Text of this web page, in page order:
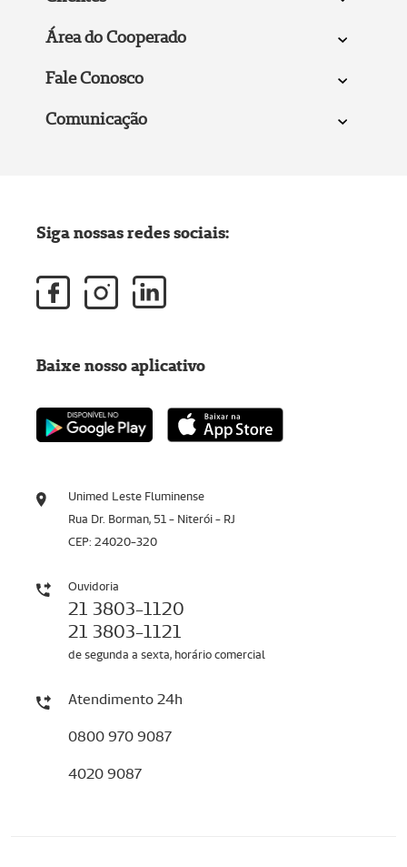
Área do Cooperado
Fale Conosco
Comunicação
Unimed Leste Fluminense
Rua Dr. Borman, 51 - Niterói - RJ
CEP: 24020-320
Ouvidoria
21 3803-1120
21 3803-1121
de segunda a sexta, horário comercial
Atendimento 24h
0800 970 9087
4020 9087
Siga nossas redes sociais:
Baixe nosso aplicativo